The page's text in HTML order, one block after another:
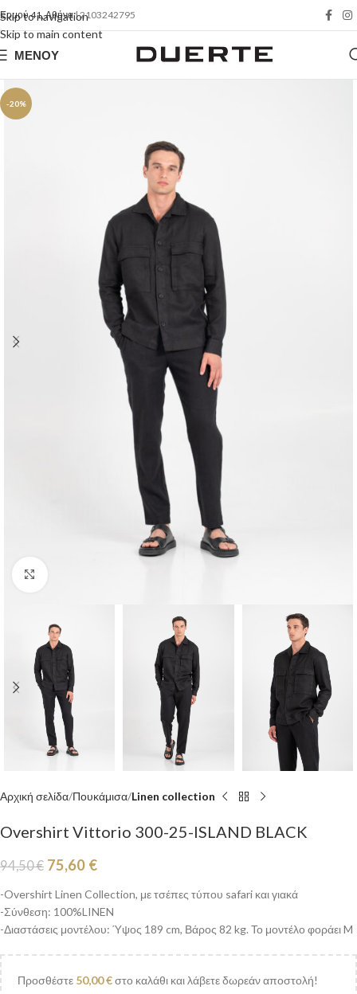
Skip to navigation
Skip to main content
Ερμού 41, Αθήνα| 2103242795
ΜΕΝΟΎ
-20%
Αρχική σελίδα Πουκάμισα Linen collection
Overshirt Vittorio 300-25-ISLAND BLACK
94,50€ 75,60 €
-Overshirt Linen Collection, με τσέπες τύπου safari και γιακά
-Σύνθεση: 100%LINEN
-Διαστάσεις μοντέλου: Ύψος 189 cm, Βάρος 82 kg. Το μοντέλο φοράει M
Προσθέστε 50,00€στο καλάθι και λάβετε δωρεάν αποστολή!